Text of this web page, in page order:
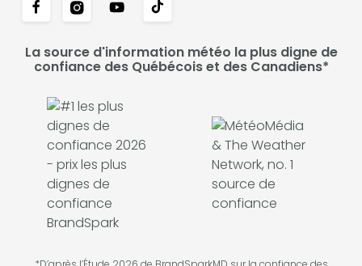
La source d'information météo la plus digne de
confiance des Québécois et des Canadiens*